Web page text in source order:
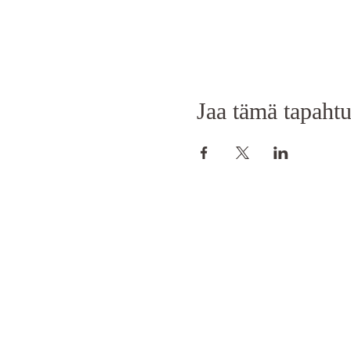
Jaa tämä